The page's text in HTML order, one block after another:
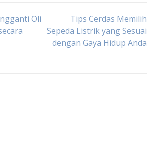
Oli
Tips Cerdas Memilih
Sepeda Listrik yang Sesuai
dengan Gaya Hidup Anda